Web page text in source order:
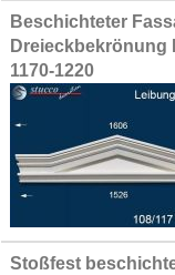
Grouped
product
items
Beschichteter
Dreieckbekrönung
1170-1220
Stoßfest